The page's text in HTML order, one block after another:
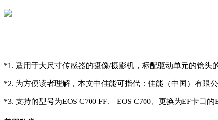
*1. 适用于大尺寸传感器的摄像/摄影机，标配驱动单元的镜头
*2. 为方便读者理解，本文中佳能可指代：佳能（中国）有限
*3. 支持的型号为EOS C700 FF、 EOS C700、更换为EF卡口